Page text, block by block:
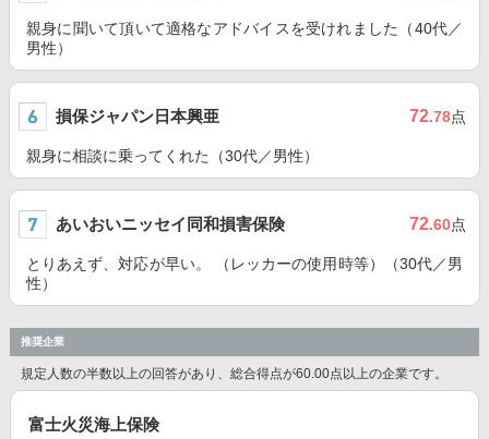
親身に聞いて頂いて適格なアドバイスを受けれました（40代／
男性）
損保ジャパン日本興亜 72.78点
親身に相談に乗ってくれた（30代／男性）
あいおいニッセイ同和損害保険 72.60点
とりあえず、対応が早い。 （レッカーの使用時等）（30代／男
性）
推奨企業
規定人数の半数以上の回答があり、総合得点が60.00点以上の企業です。
富士火災海上保険